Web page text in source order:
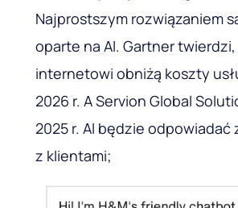
Najprostszym rozwiązaniem
oparte na AI. Gartner
internetowi obniżą koszty
2026 r. A Servion Global
2025 r. AI będzie odpowiadać
z klientami;